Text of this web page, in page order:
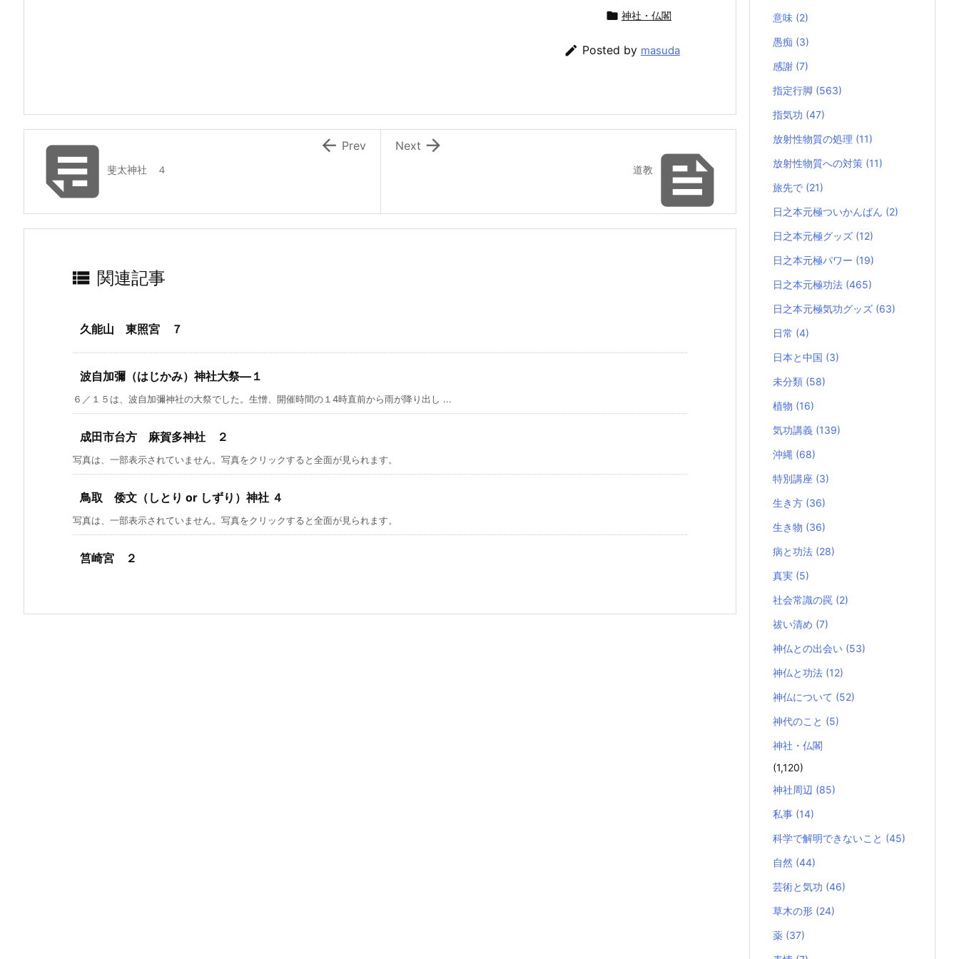
 神社・仏閣
 Posted by masuda

道教

Next
斐太神社 ４
 Prev
 関連記事
久能山 東照宮 ７
波自加彌（はじかみ）神社大祭―１
６／１５は、波自加彌神社の大祭でした。生憎、開催時間の１4時直前から雨が降り出し ...
成田市台方 麻賀多神社 ２
写真は、一部表示されていません。写真をクリックすると全面が見られます。
鳥取 倭文（しとり or しずり）神社 ４
写真は、一部表示されていません。写真をクリックすると全面が見られます。
筥崎宮 ２
意味 (2)
愚痴 (3)
感謝 (7)
指定行脚 (563)
指気功 (47)
放射性物質の処理 (11)
放射性物質への対策 (11)
旅先で (21)
日之本元極ついかんばん (2)
日之本元極グッズ (12)
日之本元極パワー (19)
日之本元極功法 (465)
日之本元極気功グッズ (63)
日常 (4)
日本と中国 (3)
未分類 (58)
植物 (16)
気功講義 (139)
沖縄 (68)
特別講座 (3)
生き方 (36)
生き物 (36)
病と功法 (28)
真実 (5)
社会常識の罠 (2)
祓い清め (7)
神仏との出会い (53)
神仏と功法 (12)
神仏について (52)
神代のこと (5)
神社・仏閣
(1,120)
神社周辺 (85)
私事 (14)
科学で解明できないこと (45)
自然 (44)
芸術と気功 (46)
草木の形 (24)
薬 (37)